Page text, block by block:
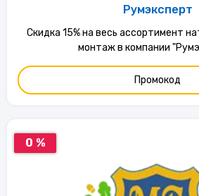
Румэксперт
Скидка 15% на весь ассортимент
монтаж в компании
Промокод
0 %